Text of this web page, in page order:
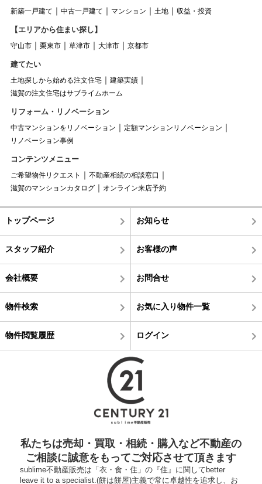
新築一戸建て 中古一戸建て マンション 土地 収益・投資
【エリアから住まい探し】
守山市 栗東市 草津市 大津市 京都市
建てたい
土地探しから始める注文住宅
建築実績
滋賀の注文住宅はサブライムホーム
リフォーム・リノベーション
中古マンションをリノベーション
定額マンションリノベーション
リノベーション事例
コンテンツメニュー
ご希望物件リクエスト
不動産相続の相談窓口
滋賀のマンションカタログ
オンライン来店予約
トップページ お知らせ
スタッフ紹介 お客様の声
会社概要 お問合せ
物件検索 お気に入り物件一覧
物件閲覧履歴 ログイン
私たちは売却・買取・相続・購入など不動産の
ご相談に誠意をもってご対応させて頂きます
sublime不動産販売は「衣・食・住」の『住』に関してbetter
leave it to a specialist.(餅は餅屋)主義で常に卓越性を追求し、お